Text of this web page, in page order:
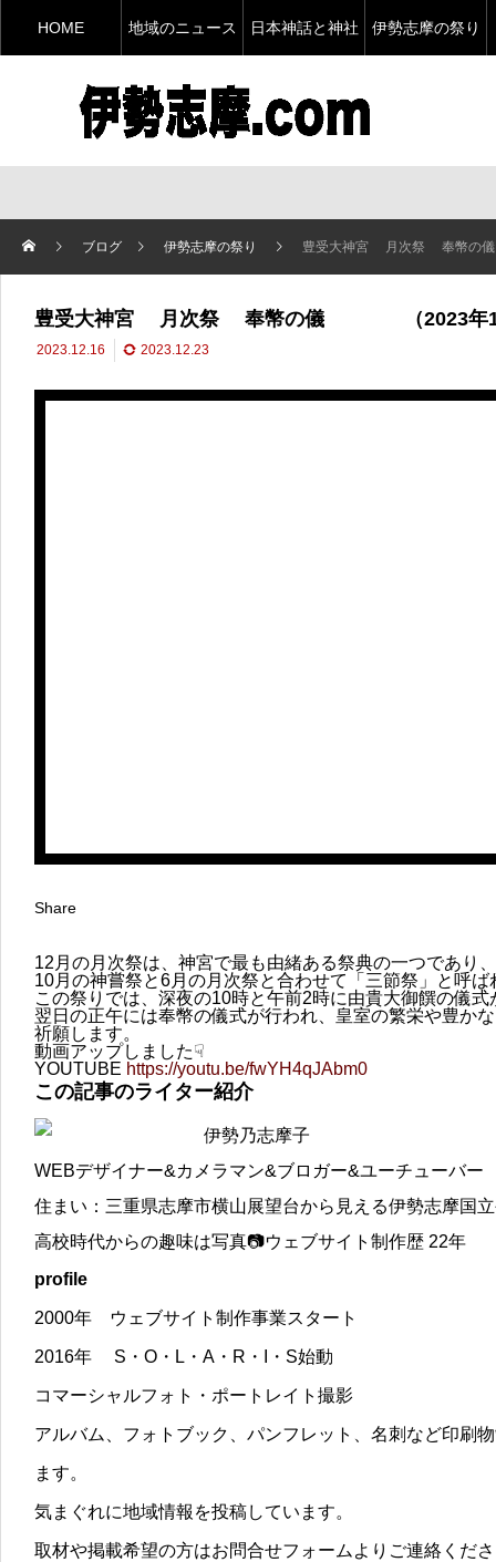
HOME 地域のニュース 日本神話と神社 伊勢志摩の祭り
ブログ 伊勢志摩の祭り 豊受大神宮 月次祭 奉幣
豊受大神宮 月次祭 奉幣の儀 （2023年
2023.12.16 2023.12.23
Share
12月の月次祭は、神宮で最も由緒ある祭典の一つであり、
10月の神嘗祭と6月の月次祭と合わせて「三節祭」と呼ば
この祭りでは、深夜の10時と午前2時に由貴大御饌の儀式
翌日の正午には奉幣の儀式が行われ、皇室の繁栄や豊か
祈願します。
動画アップしました☟
YOUTUBE https://youtu.be/fwYH4qJAbm0
この記事のライター紹介
伊勢乃志摩子
WEBデザイナー&カメラマン&ブロガー&ユーチューバー
住まい：三重県志摩市横山展望台から見える伊勢志摩国
高校時代からの趣味は写真📷ウェブサイト制作歴 22年
profile
2000年 ウェブサイト制作事業スタート
2016年 S・O・L・A・R・I・S始動
コマーシャルフォト・ポートレイト撮影
アルバム、フォトブック、パンフレット、名刺など印刷
ます。
気まぐれに地域情報を投稿しています。
取材や掲載希望の方はお問合せフォームよりご連絡くだ